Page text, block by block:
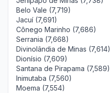
Belo Vale (7,719)
Jacuí (7,691)
Cônego Marinho (7,686)
Serrania (7,668)
Divinolândia de Minas (7,614)
Dionísio (7,609)
Santana de Pirapama (7,589)
Inimutaba (7,560)
Moema (7,554)